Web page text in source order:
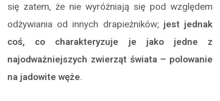
się zatem, że nie wyróżniają się pod względem
odżywiania od innych drapieżników; jest jednak
coś, co charakteryzuje je jako jedne z
najodważniejszych zwierząt świata – polowanie
na jadowite węże.